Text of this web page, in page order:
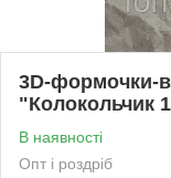
3D-формочки-
"Колокольчик
В наявності
Опт і роздріб